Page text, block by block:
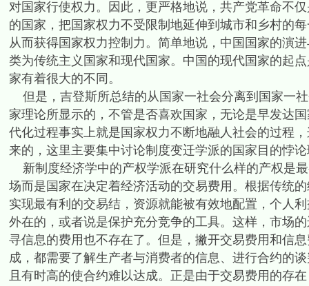
对国家行使权力。因此，更严格地说，共产党革命不
的国家，把国家权力不受限制地延伸到城市和乡村的
从而获得国家权力控制力。简单地说，中国国家的演
类为传统主义国家和现代国家。中国的现代国家的起
家有着很大的不同。
但是，吉登斯所总结的从国家一社会分离到国家一
家理论所显示的，不管是否喜欢国家，无论是早发达
代化过程事实上就是国家权力不断地融人社会的过程
来的，这里主要集中讨论制度变迁学派的国家目的悖
新制度经济学中的产权学派在研究什么样的产权是
场而是国家在决定着经济活动的交易费用。根据传统
实现最有利的交易结，资源就能被有效地配置，个人
外在的，或者说是保护充分竞争的工具。这样，市场
寻信息的费用也不存在了。但是，撇开交易费用和信
成，都需要了解生产者与消费者的信息、进行合约的
且有时高的使合约难以达成。正是由于交易费用的存